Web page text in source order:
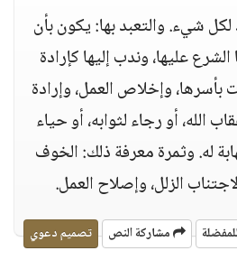
لكل شيء. والتعبد بها: يكون بأن
عليها، وندب إليها كإرادة
بأسرها، وإخلاص العمل، وإرادة
الله، أو رجاء لثوابه، أو حياء
له. وثمرة معرفة ذلك: الخوف
الزلل، وإصلاح العمل.
مشاركة النص تصميم دعوي